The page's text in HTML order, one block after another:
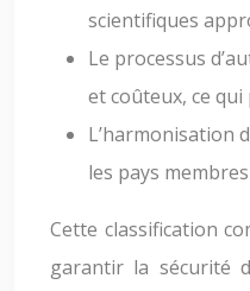
scientifiques
Le processus
et coûteux, ce
L’harmonisation
les pays
Cette classification
garantir la sécurité